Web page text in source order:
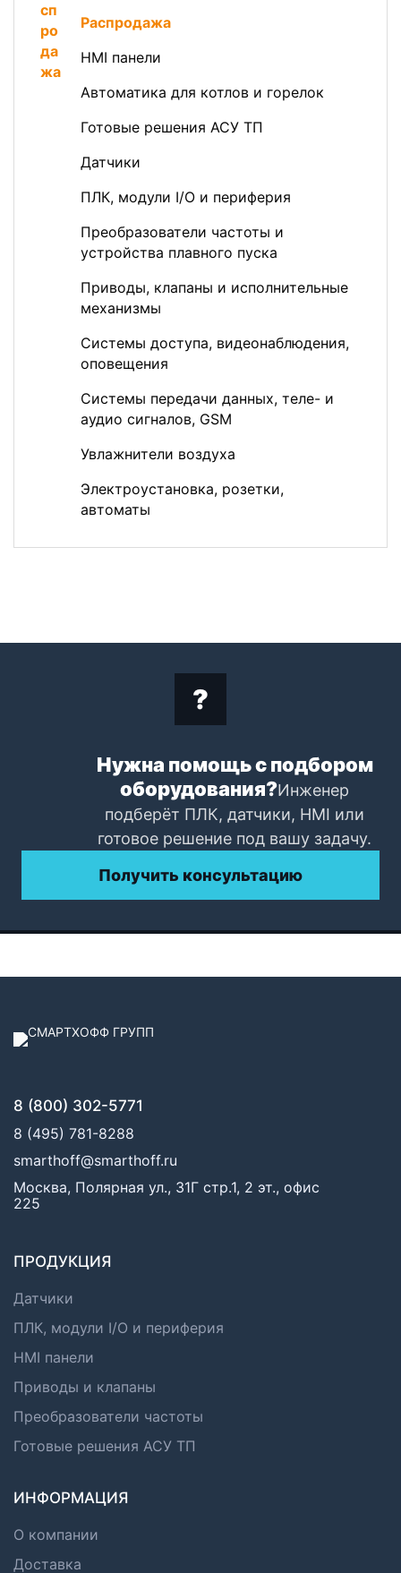
Распродажа
HMI панели
Автоматика для котлов и горелок
Готовые решения АСУ ТП
Датчики
ПЛК, модули I/O и периферия
Преобразователи частоты и
устройства плавного пуска
Приводы, клапаны и исполнительные
механизмы
Системы доступа, видеонаблюдения,
оповещения
Системы передачи данных, теле- и
аудио сигналов, GSM
Увлажнители воздуха
Электроустановка, розетки,
автоматы
Нужна помощь с подбором
оборудования?Инженер
подберёт ПЛК, датчики, HMI или
готовое решение под вашу задачу.
Получить консультацию
8 (800) 302-5771
8 (495) 781-8288
smarthoff@smarthoff.ru
Москва, Полярная ул., 31Г стр.1, 2 эт., офис
225
ПРОДУКЦИЯ
Датчики
ПЛК, модули I/O и периферия
HMI панели
Приводы и клапаны
Преобразователи частоты
Готовые решения АСУ ТП
ИНФОРМАЦИЯ
О компании
Доставка